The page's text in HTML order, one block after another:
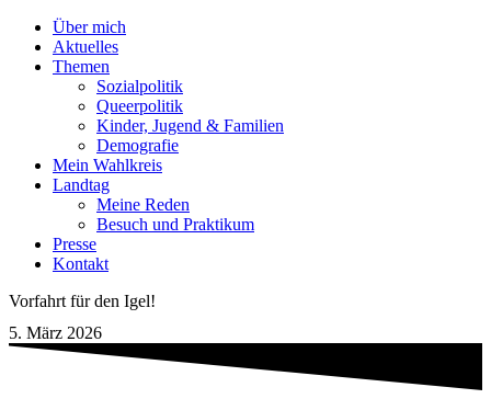
Über mich
Aktuelles
Themen
Sozialpolitik
Queerpolitik
Kinder, Jugend & Familien
Demografie
Mein Wahlkreis
Landtag
Meine Reden
Besuch und Praktikum
Presse
Kontakt
Vorfahrt für den Igel!
5. März 2026